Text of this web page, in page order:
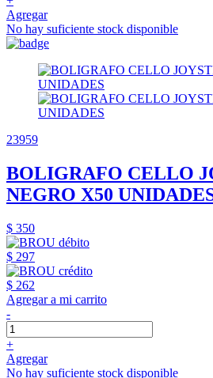
Agregar
No hay suficiente stock disponible
23959
BOLIGRAFO CELLO
NEGRO X50
$ 350
$ 297
$ 262
Agregar a mi carrito
-
+
Agregar
No hay suficiente stock disponible